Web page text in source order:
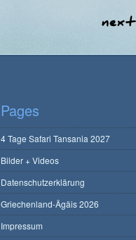
Pages
4 Tage Safari Tansania 2027
Bilder + Videos
Datenschutzerklärung
Griechenland-Ägäis 2026
Impressum